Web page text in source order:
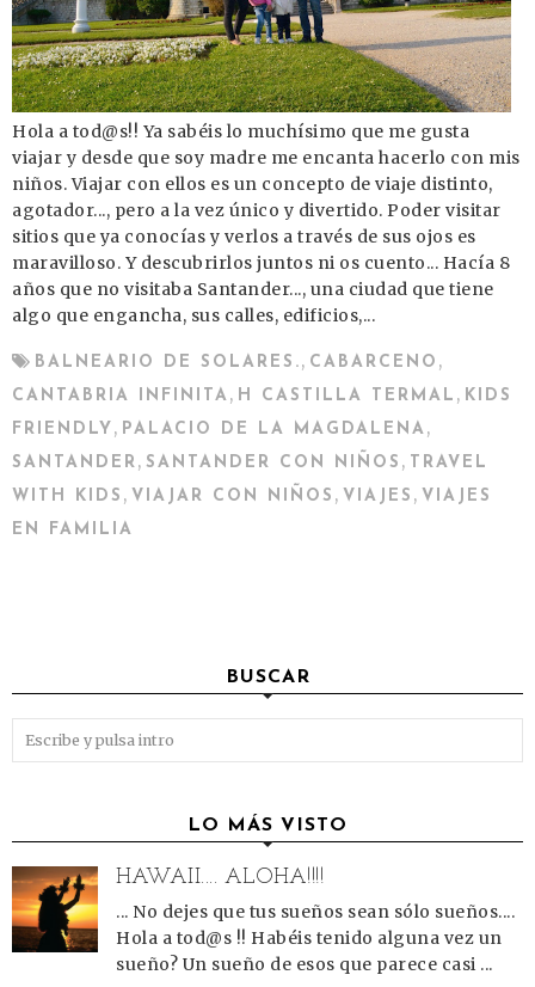
Hola a tod@s!! Ya sabéis lo muchísimo que me gusta
viajar y desde que soy madre me encanta hacerlo con mis
niños. Viajar con ellos es un concepto de viaje distinto,
agotador..., pero a la vez único y divertido. Poder visitar
sitios que ya conocías y verlos a través de sus ojos es
maravilloso. Y descubrirlos juntos ni os cuento... Hacía 8
años que no visitaba Santander..., una ciudad que tiene
algo que engancha, sus calles, edificios,...
BALNEARIO DE SOLARES. , CABARCENO ,
CANTABRIA INFINITA , H CASTILLA TERMAL , KIDS
FRIENDLY , PALACIO DE LA MAGDALENA ,
SANTANDER , SANTANDER CON NIÑOS ,
TRAVEL
WITH KIDS , VIAJAR CON NIÑOS , VIAJES , VIAJES
EN FAMILIA
BUSCAR
LO MÁS VISTO
HAWAII.... ALOHA!!!!
... No dejes que tus sueños sean sólo sueños....
Hola a tod@s !! Habéis tenido alguna vez un
sueño? Un sueño de esos que parece casi ...